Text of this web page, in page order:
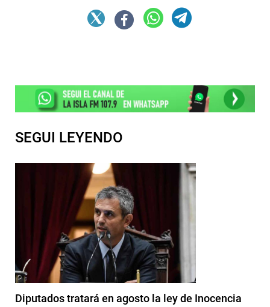
SEGUI LEYENDO
Diputados tratará en agosto la ley de Inocencia